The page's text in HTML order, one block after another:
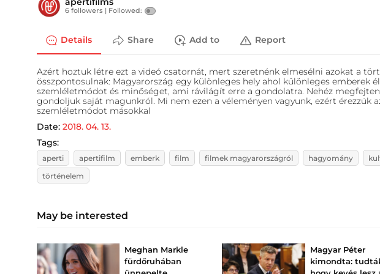
6 followers | Followed:
Details Share Add to Report
Azért hoztuk létre ezt a videó csatornát, mert szeretnénk elmesélni azokat a
összpontosulnak: Magyarország egy különleges hely ahol különleges emberek
szemléletmódot és minőséget, ami rávilágít erre a gondolatra. Nehéz
gondoljuk saját magunkról. Mi nem ezen a véleményen vagyunk, ezért érezzük
szemléletmódot másokkal
Date: 2018. 04. 13.
Tags:
aperti apertifilm emberk film filmek magyarországról hagyomány
történelem
May be interested
Meghan Markle
fürdőruhában
Magyar Péter
kimondta: